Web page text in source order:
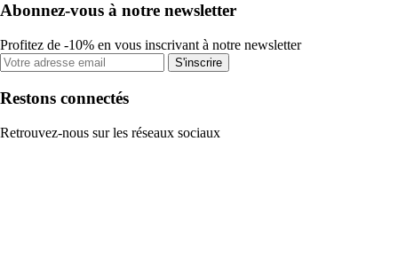
Abonnez-vous à notre newsletter
Profitez de -10% en vous inscrivant à notre newsletter
S'inscrire
Restons connectés
Retrouvez-nous sur les réseaux sociaux